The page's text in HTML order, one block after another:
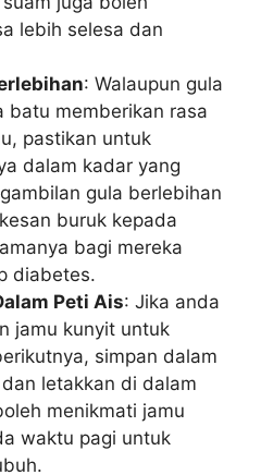
lebih selesa dan
: Walaupun gula
batu memberikan rasa
pastikan untuk
dalam kadar yang
gula berlebihan
buruk kepada
bagi mereka
diabetes.
Peti Ais: Jika anda
jamu kunyit untuk
simpan dalam
letakkan di dalam
menikmati jamu
waktu pagi untuk